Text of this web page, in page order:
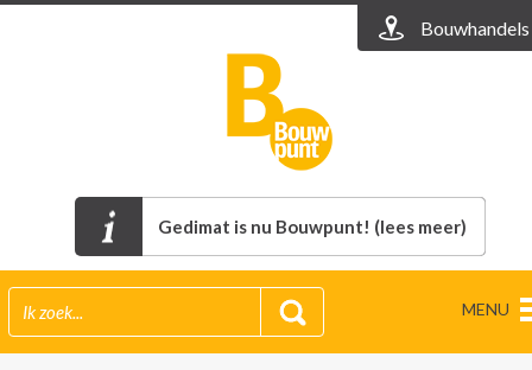
Bouwhandels
Gedimat is nu Bouwpunt! (lees meer)
MENU